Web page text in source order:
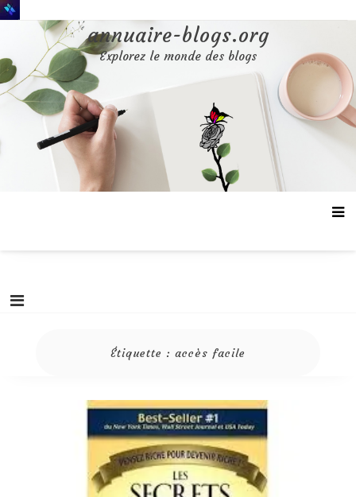
Aller
au
annuaire-blogs.org
Explorez le monde des blogs
Étiquette : accès facile